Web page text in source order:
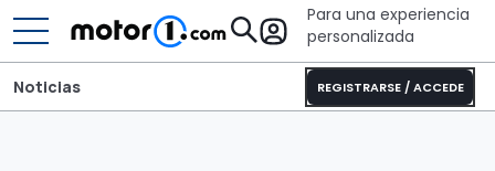
Para una experiencia
personalizada
REGISTRARSE / ACCEDE
Noticias